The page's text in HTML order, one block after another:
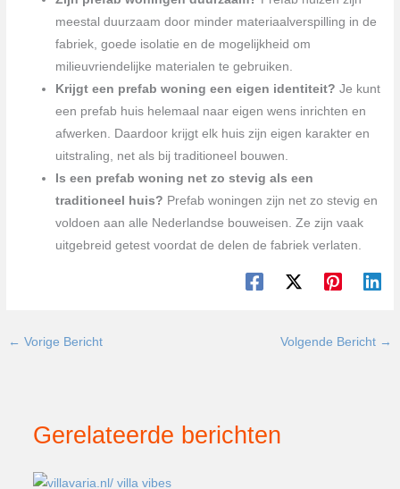
meestal duurzaam door minder materiaalverspilling in de
fabriek, goede isolatie en de mogelijkheid om
milieuvriendelijke materialen te gebruiken.
Krijgt een prefab woning een eigen identiteit? Je kunt
een prefab huis helemaal naar eigen wens inrichten en
afwerken. Daardoor krijgt elk huis zijn eigen karakter en
uitstraling, net als bij traditioneel bouwen.
Is een prefab woning net zo stevig als een
traditioneel huis? Prefab woningen zijn net zo stevig en
voldoen aan alle Nederlandse bouweisen. Ze zijn vaak
uitgebreid getest voordat de delen de fabriek verlaten.
← Vorige Bericht Volgende Bericht →
Gerelateerde berichten